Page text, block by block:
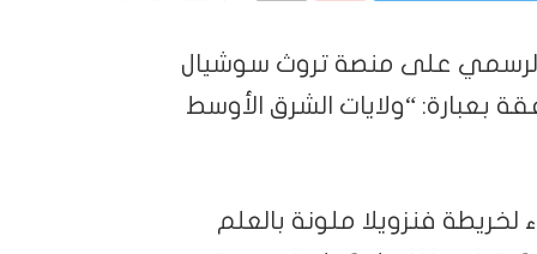
الرسمي على منصة تروث سوشيال
بعبارة: “ولايات الشرق الأوسط
فنزويلا ملونة بالعلم